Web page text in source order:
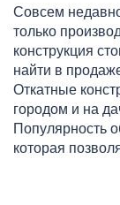
Совсем
только
конструкция
найти в
Откатные
городом и на
Популярность
которая